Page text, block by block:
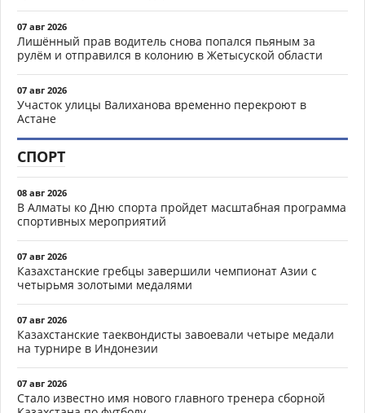
07 авг 2026
Лишённый прав водитель снова попался пьяным за
рулём и отправился в колонию в Жетысуской области
07 авг 2026
Участок улицы Валиханова временно перекроют в
Астане
СПОРТ
08 авг 2026
В Алматы ко Дню спорта пройдет масштабная программа
спортивных мероприятий
07 авг 2026
Казахстанские гребцы завершили чемпионат Азии с
четырьмя золотыми медалями
07 авг 2026
Казахстанские таеквондисты завоевали четыре медали
на турнире в Индонезии
07 авг 2026
Стало известно имя нового главного тренера сборной